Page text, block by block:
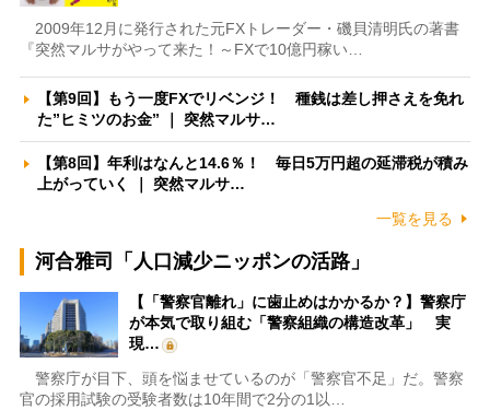
2009年12月に発行された元FXトレーダー・磯貝清明氏の著書
『突然マルサがやって来た！～FXで10億円稼い…
【第9回】もう一度FXでリベンジ！ 種銭は差し押さえを免れ
た”ヒミツのお金” ｜ 突然マルサ…
【第8回】年利はなんと14.6％！ 毎日5万円超の延滞税が積み
上がっていく ｜ 突然マルサ…
一覧を見る
河合雅司「人口減少ニッポンの活路」
【「警察官離れ」に歯止めはかかるか？】警察庁
が本気で取り組む「警察組織の構造改革」 実
現…
警察庁が目下、頭を悩ませているのが「警察官不足」だ。警察
官の採用試験の受験者数は10年間で2分の1以…